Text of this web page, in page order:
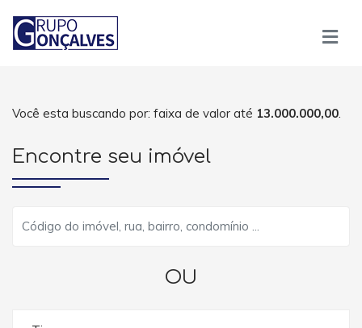
Você esta buscando por: faixa de valor até 13.000.000,00.
Encontre seu imóvel
OU